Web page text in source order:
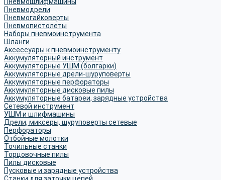
Пневмодрели
Пневмогайковерты
Пневмопистолеты
Наборы пневмоинструмента
Шланги
Аксессуары к пневмоинструменту
Аккумуляторный инструмент
Аккумуляторные УШМ (болгарки)
Аккумуляторные дрели-шуруповерты
Аккумуляторные перфораторы
Аккумуляторные дисковые пилы
Аккумуляторные батареи, зарядные устройства
Сетевой инструмент
УШМ и шлифмашины
Дрели, миксеры, шуруповерты сетевые
Перфораторы
Отбойные молотки
Точильные станки
Торцовочные пилы
Пилы дисковые
Пусковые и зарядные устройства